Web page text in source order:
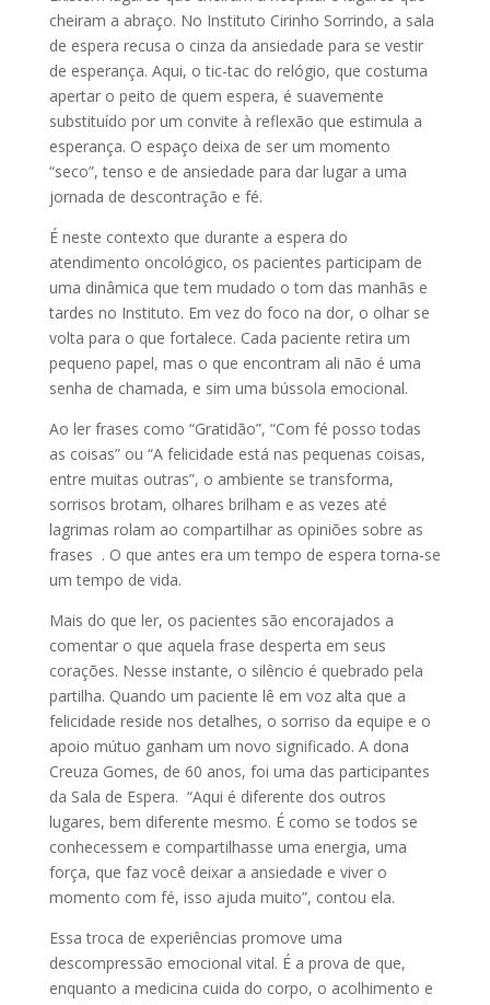
cheiram a abraço. No Instituto Cirinho Sorrindo, a sala
de espera recusa o cinza da ansiedade para se vestir
de esperança. Aqui, o tic-tac do relógio, que costuma
apertar o peito de quem espera, é suavemente
substituído por um convite à reflexão que estimula a
esperança. O espaço deixa de ser um momento
“seco”, tenso e de ansiedade para dar lugar a uma
jornada de descontração e fé.
É neste contexto que durante a espera do
atendimento oncológico, os pacientes participam de
uma dinâmica que tem mudado o tom das manhãs e
tardes no Instituto. Em vez do foco na dor, o olhar se
volta para o que fortalece. Cada paciente retira um
pequeno papel, mas o que encontram ali não é uma
senha de chamada, e sim uma bússola emocional.
Ao ler frases como “Gratidão”, “Com fé posso todas
as coisas” ou “A felicidade está nas pequenas coisas,
entre muitas outras”, o ambiente se transforma,
sorrisos brotam, olhares brilham e as vezes até
lagrimas rolam ao compartilhar as opiniões sobre as
frases . O que antes era um tempo de espera torna-se
um tempo de vida.
Mais do que ler, os pacientes são encorajados a
comentar o que aquela frase desperta em seus
corações. Nesse instante, o silêncio é quebrado pela
partilha. Quando um paciente lê em voz alta que a
felicidade reside nos detalhes, o sorriso da equipe e o
apoio mútuo ganham um novo significado. A dona
Creuza Gomes, de 60 anos, foi uma das participantes
da Sala de Espera. “Aqui é diferente dos outros
lugares, bem diferente mesmo. É como se todos se
conhecessem e compartilhasse uma energia, uma
força, que faz você deixar a ansiedade e viver o
momento com fé, isso ajuda muito”, contou ela.
Essa troca de experiências promove uma
descompressão emocional vital. É a prova de que,
enquanto a medicina cuida do corpo, o acolhimento e